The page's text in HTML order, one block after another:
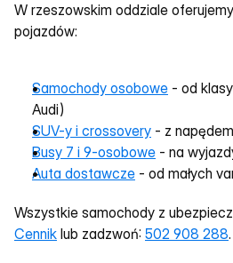
W rzeszowskim oddziale
pojazdów:
Samochody osobowe - od
Audi)
SUV-y i crossovery - z
Busy 7 i 9-osobowe - na
Auta dostawcze - od małych
Cennik lub zadzwoń: 502 908 288.